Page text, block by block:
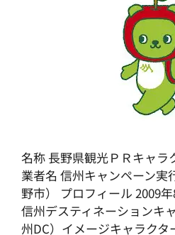
名称 長野県観光ＰＲキャラ
業者名 信州キャンペーン実
野市） プロフィール 2009
信州デスティネーションキ
州DC）イメージキャラク